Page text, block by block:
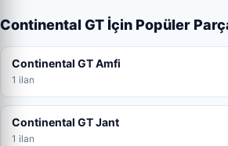
Continental GT İçin Popüler
Continental GT Amfi
1 ilan
Continental GT Jant
1 ilan